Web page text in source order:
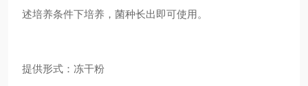
述培养条件下培养，菌种长出即可使用。
提供形式：冻干粉